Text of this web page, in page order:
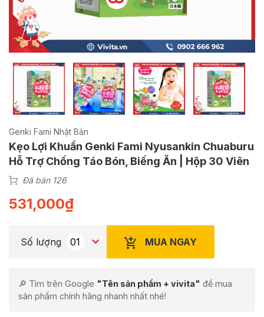
Genki Fami Nhật Bản
Kẹo Lợi Khuẩn Genki Fami Nyusankin Chuaburu
Hỗ Trợ Chống Táo Bón, Biếng Ăn | Hộp 30 Viên
Đã bán 126
531,000₫
Số lượng MUA NGAY
🔎 Tìm trên Google "Tên sản phẩm + vivita" để mua
sản phẩm chính hãng nhanh nhất nhé!